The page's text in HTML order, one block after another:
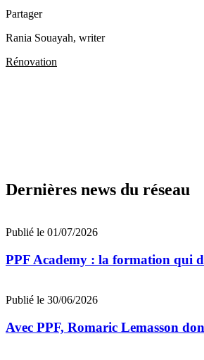
Partager
Rania Souayah, writer
Rénovation
Dernières news du réseau
Publié le 01/07/2026
PPF Academy : la formation qui
Publié le 30/06/2026
Avec PPF, Romaric Lemasson